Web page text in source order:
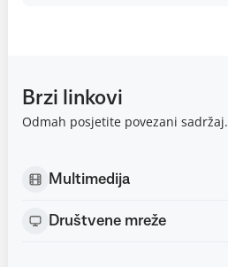
Brzi linkovi
Odmah posjetite povezani sadržaj.
Multimedija
Društvene mreže